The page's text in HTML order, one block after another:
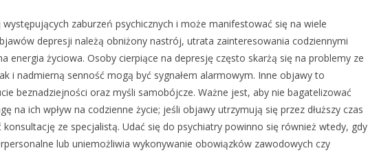
zaburzeń psychicznych i może manifestować się na wiele
depresji należą obniżony nastrój, utrata zainteresowania codziennymi
energia życiowa. Osoby cierpiące na depresję często skarżą się na problemy ze
i nadmierną senność mogą być sygnałem alarmowym. Inne objawy to
beznadziejności oraz myśli samobójcze. Ważne jest, aby nie bagatelizować
na ich wpływ na codzienne życie; jeśli objawy utrzymują się przez dłuższy czas
ze specjalistą. Udać się do psychiatry powinno się również wtedy, gdy
lub uniemożliwia wykonywanie obowiązków zawodowych czy